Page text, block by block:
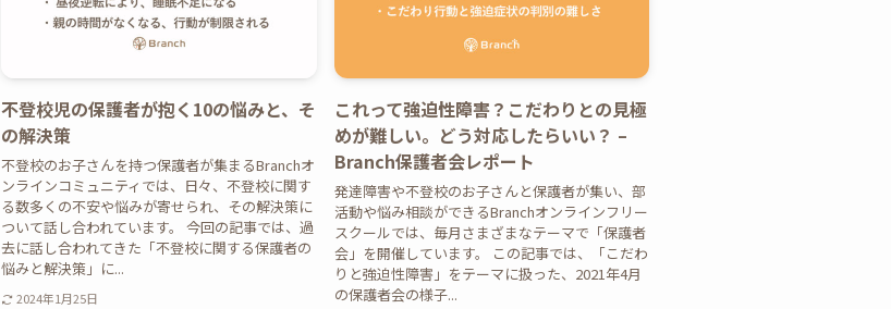
不登校児の保護者が抱く10の悩みと、そ
の解決策
不登校のお子さんを持つ保護者が集まるBranchオ
ンラインコミュニティでは、日々、不登校に関す
る数多くの不安や悩みが寄せられ、その解決策に
ついて話し合われています。 今回の記事では、過
去に話し合われてきた「不登校に関する保護者の
悩みと解決策」に...
2024年1月25日
これって強迫性障害？こだわりとの見極
めが難しい。どう対応したらいい？ –
Branch保護者会レポート
発達障害や不登校のお子さんと保護者が集い、部
活動や悩み相談ができるBranchオンラインフリー
スクールでは、毎月さまざまなテーマで「保護者
会」を開催しています。 この記事では、「こだわ
りと強迫性障害」をテーマに扱った、2021年4月
の保護者会の様子...